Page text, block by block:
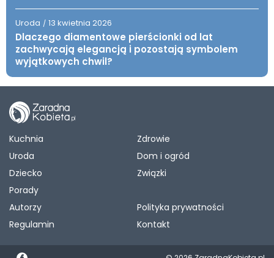
Uroda / 13 kwietnia 2026
Dlaczego diamentowe pierścionki od lat
zachwycają elegancją i pozostają symbolem
wyjątkowych chwil?
Kuchnia
Zdrowie
Uroda
Dom i ogród
Dziecko
Związki
Porady
Autorzy
Polityka prywatności
Regulamin
Kontakt